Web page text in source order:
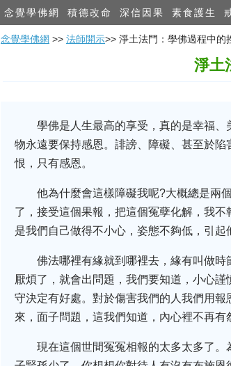
念覺學佛網 積德改命 深信因果 素食護生
念覺學佛網 >> 法師開示>> 淨土法門：學佛過程中的
淨土
學佛是人生最高的享受，真的是幸福
物永遠要保持感恩。誹謗、障礙、甚至於
恨，只有感恩。
他為什麼會這樣障礙我呢?大概總是兩
了，接受這個果報，把這個冤孽化解，我
是我們自己做得不小心，姿態不夠低，引起
佛法哪裡有緣就到哪裡去，緣有叫做
厭煩了，就會出問題，我們要知道，小心
守決定有好處。對於傷害我們的人我們用
來，面子問題，這我們知道，內心裡不再有
現在這個世間冤冤相報的太多太多了